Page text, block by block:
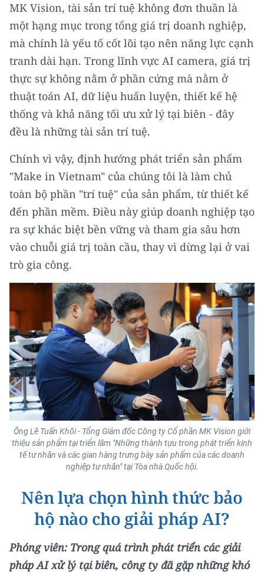
Media Y tế
Media Khoa học - Công nghệ
Media Môi trường
Ảnh
Infographic
TIN MỚI
TIN ĐỊA PHƯƠNG
Trung du và miền núi phía Bắc
Đồng bằng sông Hồng
Bắc Trung Bộ
Duyên hải Nam Trung Bộ và Tây
Đông Nam Bộ
Đồng bằng sông Cửu Long
Chuyên trang Hà Nội
Chuyên trang TP. Hồ Chí Minh
CHUYÊN ĐỀ
CÁC CHUYÊN TRANG
VỀ BÁO NHÂN DÂN
THỜI NAY
NHÂN DÂN CUỐI TUẦN
MK Vision, tài sản trí tuệ không đơn thuần là
một hạng mục trong tổng giá trị doanh nghiệp,
mà chính là yếu tố cốt lõi tạo nên năng lực cạnh
tranh dài hạn. Trong lĩnh vực AI camera, giá trị
thực sự không nằm ở phần cứng mà nằm ở
thuật toán AI, dữ liệu huấn luyện, thiết kế hệ
thống và khả năng tối ưu xử lý tại biên - đây
đều là những tài sản trí tuệ.
Chính vì vậy, định hướng phát triển sản phẩm
"Make in Vietnam" của chúng tôi là làm chủ
toàn bộ phần "trí tuệ" của sản phẩm, từ thiết kế
đến phần mềm. Điều này giúp doanh nghiệp tạo
ra sự khác biệt bền vững và tham gia sâu hơn
vào chuỗi giá trị toàn cầu, thay vì dừng lại ở vai
trò gia công.
Ông Lê Tuấn Khôi - Tổng Giám đốc Công ty Cổ phần MK Vision giới
thiệu sản phẩm tại triển lãm "Những thành tựu trong phát triển kinh
tế tư nhân và các gian hàng trưng bày sản phẩm của các doanh
nghiệp tư nhân" tại Tòa nhà Quốc hội.
Nên lựa chọn hình thức bảo
hộ nào cho giải pháp AI?
Phóng viên: Trong quá trình phát triển các giải
pháp AI xử lý tại biên, công ty đã gặp những khó